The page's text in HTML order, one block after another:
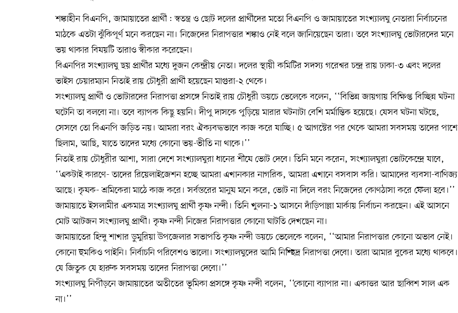
শঙ্কাহীন বিএনপি, জামায়াতের প্রার্থী : স্বতন্ত্র ও ছোট দলের প্রার্থীদের মতো বিএনপি ও জামায়াতের সংখ্যালঘু নেতারা নির্বাচনের
মাঠকে এতটা ঝুঁকিপূর্ণ মনে করছেন না। নিজেদের নিরাপত্তার শঙ্কাও নেই বলে জানিয়েছেন তারা। তবে সংখ্যালঘু ভোটারদের মনে
ভয় থাকার বিষয়টি তারাও স্বীকার করেছেন।
বিএনপির সংখ্যালঘু ছয় প্রার্থীর মধ্যে দুজন কেন্দ্রীয় নেতা। দলের স্থায়ী কমিটির সদস্য গরেশ্বর চন্দ্র রায় ঢাকা-৩ এবং দলের
ভাইস চেয়ারম্যান নিতাই রায় চৌধুরী প্রার্থী হয়েছেন মাগুরা-২ থেকে।
সংখ্যালঘু প্রার্থী ও ভোটারদের নিরাপত্তা প্রসঙ্গে নিতাই রায় চৌধুরী ডয়চে ভেলেকে বলেন, ‘‘বিভিন্ন জায়গায় বিক্ষিপ্ত বিচ্ছিন্ন ঘটনা
ঘটেনি তা বলবো না। তবে ব্যাপক কিছু হয়নি। দীপু দাসকে পুড়িয়ে মারার ঘটনাটা বেশি মর্মান্তিক হয়েছে। যেসব ঘটনা ঘটছে,
সেসবে তো বিএনপি জড়িত নয়। আমরা বরং ঐক্যবদ্ধভাবে কাজ করে যাচ্ছি। ৫ আগস্টের পর থেকে আমরা সবসময় তাদের পাশে
ছিলাম, আছি, যাতে তাদের মধ্যে কোনো ভয়-ভীতি না থাকে।’’
নিতাই রায় চৌধুরীর আশা, সারা দেশে সংখ্যালঘুরা ধানের শীষে ভোট দেবে। তিনি মনে করেন, সংখ্যালঘুরা ভোটকেন্দ্রে যাবে,
‘‘একটাই কারণে- তাদের রিয়েলাইজেশন হচ্ছে আমরা এখানকার নাগরিক, আমরা এখানে বসবাস করি। আমাদের ব্যবসা-বাণিজ্য
আছে। কৃষক- শ্রমিকেরা মাঠে কাজ করে। সর্বস্তরের মানুষ মনে করে, ভোট না দিলে বরং নিজেদের কোণঠাসা করে ফেলা হবে।’’
জামায়াতে ইসলামীর একমাত্র সংখ্যালঘু প্রার্থী কৃষ্ণ নন্দী। তিনি খুলনা-১ আসনে দাঁড়িপাল্লা মার্কায় নির্বাচন করছেন। এই আসনে
মোট আটজন সংখ্যালঘু প্রার্থী। কৃষ্ণ নন্দী নিজের নিরাপত্তার কোনো ঘাটতি দেখছেন না।
জামায়াতের হিন্দু শাখার ডুমুরিয়া উপজেলার সভাপতি কৃষ্ণ নন্দী ডয়চে ভেলেকে বলেন, ‘‘আমার নিরাপত্তার কোনো অভাব নেই।
কোনো হুমকিও পাইনি। নির্বাচনি পরিবেশও ভালো। সংখ্যালঘুদের আমি নিশ্ছিদ্র নিরাপত্তা দেবো। তারা আমার বুকের মধ্যে থাকবে।
যে জিতুক যে হারুক সবসময় তাদের নিরাপত্তা দেবো।’’
সংখ্যালঘু নিপীড়নে জামায়াতের অতীতের ভূমিকা প্রসঙ্গে কৃষ্ণ নন্দী বলেন, ‘‘কোনো ব্যাপার না। একাত্তর আর ছাব্বিশ সাল এক
না।’’